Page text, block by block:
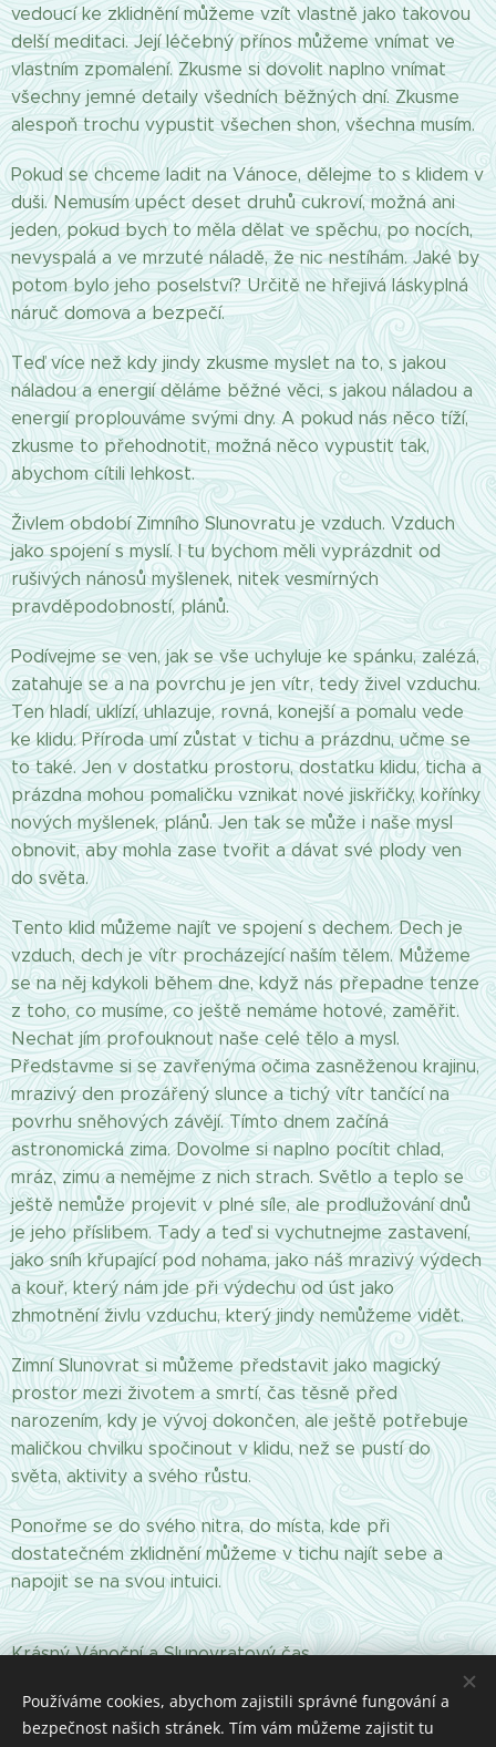
vedoucí ke zklidnění můžeme vzít vlastně jako takovou
delší meditaci. Její léčebný přínos můžeme vnímat ve
vlastním zpomalení. Zkusme si dovolit naplno vnímat
všechny jemné detaily všedních běžných dní. Zkusme
alespoň trochu vypustit všechen shon, všechna musím.
Pokud se chceme ladit na Vánoce, dělejme to s klidem v
duši. Nemusím upéct deset druhů cukroví, možná ani
jeden, pokud bych to měla dělat ve spěchu, po nocích,
nevyspalá a ve mrzuté náladě, že nic nestíhám. Jaké by
potom bylo jeho poselství? Určitě ne hřejivá láskyplná
náruč domova a bezpečí.
Teď více než kdy jindy zkusme myslet na to, s jakou
náladou a energií děláme běžné věci, s jakou náladou a
energií proplouváme svými dny. A pokud nás něco tíží,
zkusme to přehodnotit, možná něco vypustit tak,
abychom cítili lehkost.
Živlem období Zimního Slunovratu je vzduch. Vzduch
jako spojení s myslí. I tu bychom měli vyprázdnit od
rušivých nánosů myšlenek, nitek vesmírných
pravděpodobností, plánů.
Podívejme se ven, jak se vše uchyluje ke spánku, zalézá,
zatahuje se a na povrchu je jen vítr, tedy živel vzduchu.
Ten hladí, uklízí, uhlazuje, rovná, konejší a pomalu vede
ke klidu. Příroda umí zůstat v tichu a prázdnu, učme se
to také. Jen v dostatku prostoru, dostatku klidu, ticha a
prázdna mohou pomaličku vznikat nové jiskřičky, kořínky
nových myšlenek, plánů. Jen tak se může i naše mysl
obnovit, aby mohla zase tvořit a dávat své plody ven
do světa.
Tento klid můžeme najít ve spojení s dechem. Dech je
vzduch, dech je vítr procházející naším tělem. Můžeme
se na něj kdykoli během dne, když nás přepadne tenze
z toho, co musíme, co ještě nemáme hotové, zaměřit.
Nechat jím profouknout naše celé tělo a mysl.
Představme si se zavřenýma očima zasněženou krajinu,
mrazivý den prozářený slunce a tichý vítr tančící na
povrhu sněhových závějí. Tímto dnem začíná
astronomická zima. Dovolme si naplno pocítit chlad,
mráz, zimu a nemějme z nich strach. Světlo a teplo se
ještě nemůže projevit v plné síle, ale prodlužování dnů
je jeho příslibem. Tady a teď si vychutnejme zastavení,
jako sníh křupající pod nohama, jako náš mrazivý výdech
a kouř, který nám jde při výdechu od úst jako
zhmotnění živlu vzduchu, který jindy nemůžeme vidět.
Zimní Slunovrat si můžeme představit jako magický
prostor mezi životem a smrtí, čas těsně před
narozením, kdy je vývoj dokončen, ale ještě potřebuje
maličkou chvilku spočinout v klidu, než se pustí do
světa, aktivity a svého růstu.
Ponořme se do svého nitra, do místa, kde při
dostatečném zklidnění můžeme v tichu najít sebe a
napojit se na svou intuici.
Krásný Vánoční a Slunovratový čas.
Používáme cookies, abychom zajistili správné fungování a
bezpečnost našich stránek. Tím vám můžeme zajistit tu